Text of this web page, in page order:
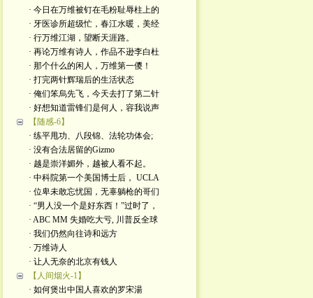
· 今日在万维被钉在毛粉耻辱柱上的
· 牙医诊所超级忙，春江水暖，美经
· 行万维江湖，望断天涯路。
· 再论万维有诗人，作品不逊李白杜
· 那个什么的闲人，万维第一儍！
· 打完两针辉瑞后的生活状态
· 俺们笨烏先飞，今天去打了第二针
· 好想知道雷锋们是何人，容我说声
【随感-6】
· 练平甩功、八段锦、法轮功体会;
· 没有合法居留的Gizmo
· 越是崇洋媚外，越被人看不起。
· 中科院第一个美国博士后， UCLA
· 位卑未敢忘忧国，无辜躺枪的哥们
· “男人没一个是好东西！”过时了，
· ABC MM 失婚吃大亏, 川普反全球
· 我们仍然向往诗和远方
· 万维诗人
· 让人无奈的北京有钱人
【人间烟火-1】
· 如何煲出中国人喜欢的罗宋湯